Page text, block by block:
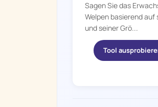
Sagen Sie das
Welpen basierend
und seiner Grö...
Tool